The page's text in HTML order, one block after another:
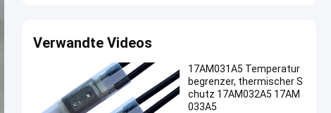
Verwandte Videos
17AM031A5 Temperatur
begrenzer, thermischer S
chutz 17AM032A5 17AM
033A5